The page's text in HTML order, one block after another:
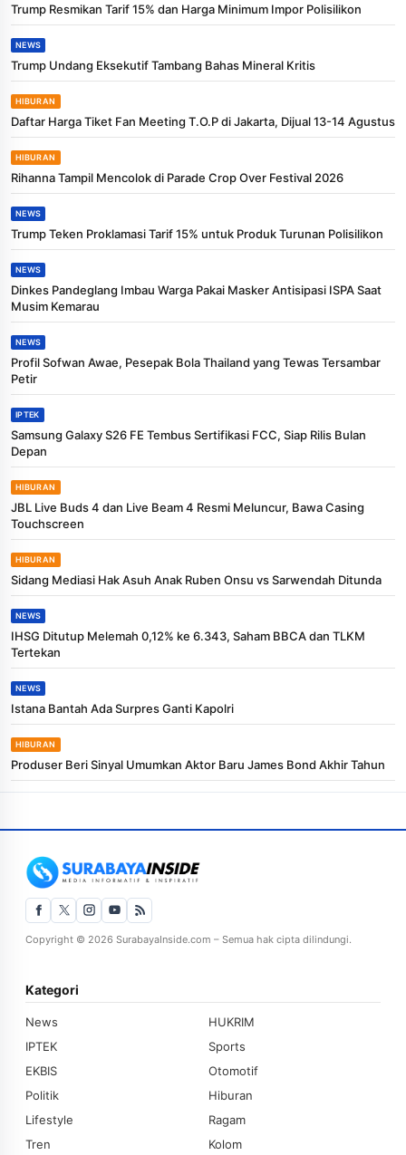
Trump Resmikan Tarif 15% dan Harga Minimum Impor Polisilikon
NEWS
Trump Undang Eksekutif Tambang Bahas Mineral Kritis
HIBURAN
Daftar Harga Tiket Fan Meeting T.O.P di Jakarta, Dijual 13-14 Agustus
HIBURAN
Rihanna Tampil Mencolok di Parade Crop Over Festival 2026
NEWS
Trump Teken Proklamasi Tarif 15% untuk Produk Turunan Polisilikon
NEWS
Dinkes Pandeglang Imbau Warga Pakai Masker Antisipasi ISPA Saat
Musim Kemarau
NEWS
Profil Sofwan Awae, Pesepak Bola Thailand yang Tewas Tersambar
Petir
IPTEK
Samsung Galaxy S26 FE Tembus Sertifikasi FCC, Siap Rilis Bulan
Depan
HIBURAN
JBL Live Buds 4 dan Live Beam 4 Resmi Meluncur, Bawa Casing
Touchscreen
HIBURAN
Sidang Mediasi Hak Asuh Anak Ruben Onsu vs Sarwendah Ditunda
NEWS
IHSG Ditutup Melemah 0,12% ke 6.343, Saham BBCA dan TLKM
Tertekan
NEWS
Istana Bantah Ada Surpres Ganti Kapolri
HIBURAN
Produser Beri Sinyal Umumkan Aktor Baru James Bond Akhir Tahun
Copyright © 2026 SurabayaInside.com – Semua hak cipta dilindungi.
Kategori
News
HUKRIM
IPTEK
Sports
EKBIS
Otomotif
Politik
Hiburan
Lifestyle
Ragam
Tren
Kolom